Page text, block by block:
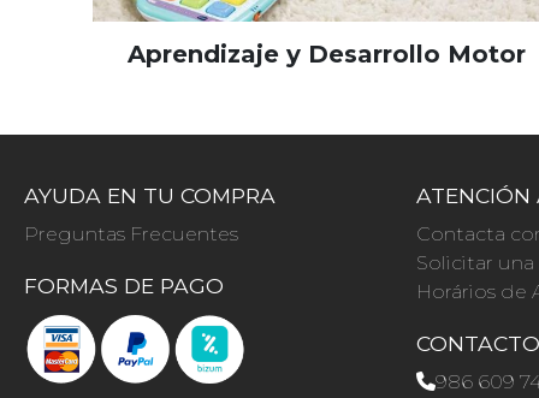
Aprendizaje y Desarrollo Motor
AYUDA EN TU COMPRA
Preguntas Frecuentes
FORMAS DE PAGO
ATENCIÓN
Contacta
Solicitar
Horários de
CONTACTO
986 609